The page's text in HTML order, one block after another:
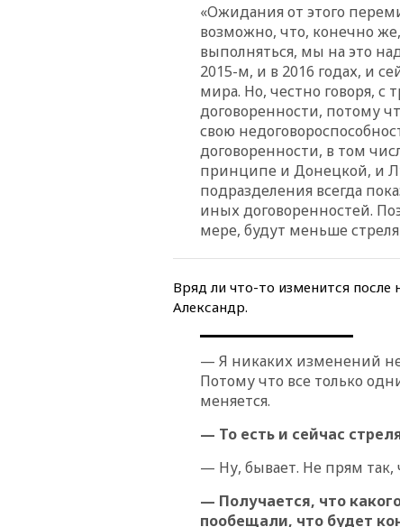
«Ожидания от этого
возможно, что, конечно
выполняться, мы на это
2015-м, и в 2016 годах, и
мира. Но, честно говоря, с
договоренности, потому
свою
договоренности, в том
принципе и Донецкой, и
подразделения всегда
иных договоренностей.
мере, будут меньше
Вряд ли что-то изменится после
Александр.
— Я никаких изменений
Потому что все только
меняется.
— То есть и сейчас
— Ну, бывает. Не прям
— Получается, что
пообещали, что будет